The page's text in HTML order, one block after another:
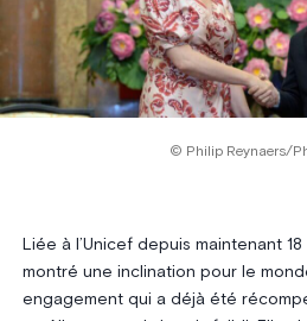
© Philip Reynaers/
Liée à l’Unicef depuis maintenant
montré une inclination pour le
engagement qui a déjà été